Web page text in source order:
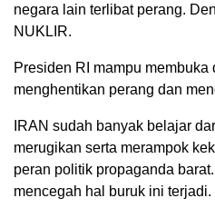
negara lain terlibat perang.
NUKLIR.
Presiden RI mampu
menghentikan perang dan
IRAN sudah banyak belajar
merugikan serta merampok
peran politik propaganda
mencegah hal buruk ini terjadi.